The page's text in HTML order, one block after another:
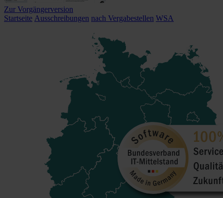
Zur Vorgängerversion
Startseite Ausschreibungen nach Vergabestellen WSA